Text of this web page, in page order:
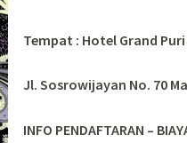
Tempat : Hotel Grand
Jl. Sosrowijayan No. 70
INFO PENDAFTARAN –